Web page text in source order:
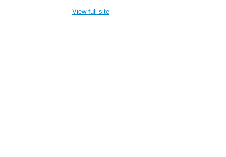
View full site